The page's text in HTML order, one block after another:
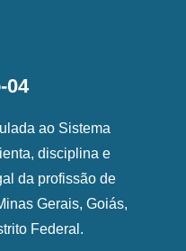
04
ao Sistema
disciplina e
da profissão de
Gerais, Goiás,
Federal.